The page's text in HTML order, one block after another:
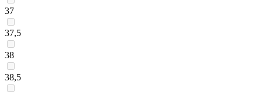
37
37,5
38
38,5